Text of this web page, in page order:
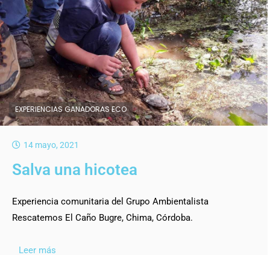
EXPERIENCIAS GANADORAS ECO
14 mayo, 2021
Salva una hicotea
Experiencia comunitaria del Grupo Ambientalista
Rescatemos El Caño Bugre, Chima, Córdoba.
Leer más